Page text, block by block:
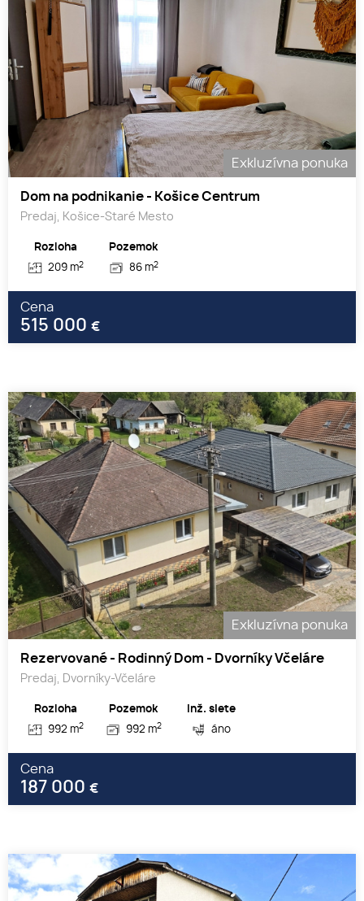
Exkluzívna ponuka
Dom na podnikanie - Košice Centrum
Predaj, Košice-Staré Mesto
Rozloha
209 m2
Pozemok
86 m2
Cena
515 000 €
Exkluzívna ponuka
Rezervované - Rodinný Dom - Dvorníky Včeláre
Predaj, Dvorníky-Včeláre
Rozloha
992 m2
Pozemok
992 m2
Inž. siete
áno
Cena
187 000 €